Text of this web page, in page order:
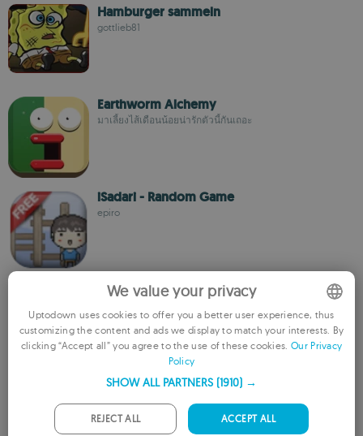
Hamburger sammeln
gottlieb81
Earthworm Alchemy
มาเลี้ยงไส้เดือนน้อยน่ารักตัวนี้กันเถอะ
iSadari - Random Game
epiro
Zombie Keeper
Bubble Dragon - Bubble Shooter
ENGLISH
We value your privacy
Uptodown uses cookies to offer you a better user experience, thus
customizing the content and ads we display to match your interests. By
clicking “Accept all” you agree to the use of these cookies. Our Privacy
Policy
SHOW ALL PARTNERS (1910) →
ACCEPT ALL
REJECT ALL